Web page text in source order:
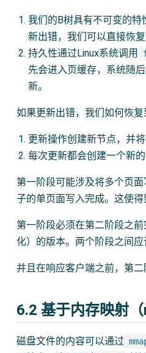
我们的B树具有不可变的
新出错，我们可以直接恢复
持久性通过Linux系统调用
先会进入页缓存，系统随
新。
如果更新出错，我们如何恢
更新操作创建新节点，并将
每次更新都会创建一个新
第一阶段可能涉及将多个页
子的单页面写入完成。这使
第一阶段必须在第二阶段之
化）的版本。两个阶段之间
并且在响应客户端之前，第
6.2 基于内存映射
磁盘文件的内容可以通过